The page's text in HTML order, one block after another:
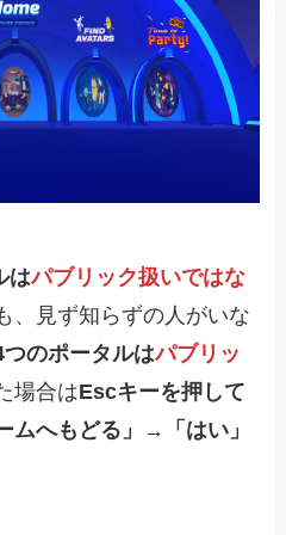
はパブリック扱いではな
、見ず知らずの人がいな
つのポータルはパブリッ
場合はEscキーを押して
ムへもどる」→「はい」